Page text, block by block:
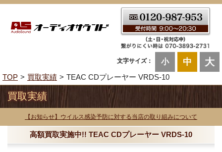
文字サイズ： 小 中 大
TOP 買取実績 TEAC CDプレーヤー VRDS-10
買取実績
【お知らせ】ウイルス感染予防に対する当店の取り組みについて
高額買取実施中!! TEAC CDプレーヤー VRDS-10